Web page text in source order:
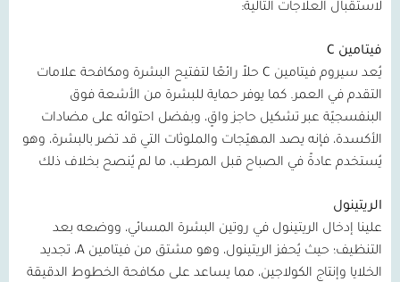
لاستقبال العلاجات التالية:
فيتامين C
يُعد سيروم فيتامين C حلاً رائعًا لتفتيح البشرة ومكافحة علامات
التقدم في العمر. كما يوفر حماية للبشرة من الأشعة فوق
البنفسجيّة عبر تشكيل حاجز واقٍ، وبفضل احتوائه على مضادات
الأكسدة، فإنه يصد المهيّجات والملوثات التي قد تضر بالبشرة، وهو
يُستخدم عادةً في الصباح قبل المرطب، ما لم يُنصح بخلاف ذلك
الريتينول
علينا إدخال الريتينول في روتين البشرة المسائي، ووضعه بعد
التنظيف؛ حيث يُحفز الريتينول، وهو مشتق من فيتامين A، تجديد
الخلايا وإنتاج الكولاجين، مما يساعد على مكافحة الخطوط الدقيقة